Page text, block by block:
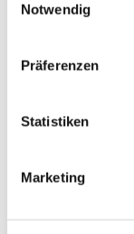
Notwendig
Präferenzen
Statistiken
Marketing